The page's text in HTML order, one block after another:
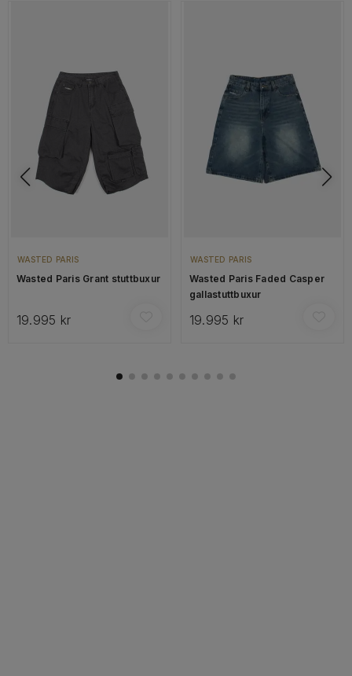
WASTED PARIS
Wasted Paris Grant stuttbuxur
19.995 kr
WASTED PARIS
Wasted Paris Faded Casper
gallastuttbuxur
19.995 kr